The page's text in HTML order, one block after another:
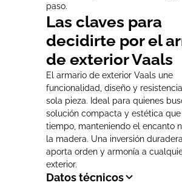
paso.
Las claves para
decidirte por el
de exterior Vaals
El armario de exterior Vaals une
funcionalidad, diseño y
sola pieza. Ideal para quienes
solución compacta y estética que
tiempo, manteniendo el encanto
la madera. Una inversión
aporta orden y armonía a
exterior.
Datos técnicos